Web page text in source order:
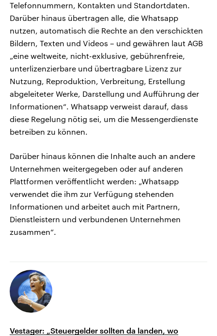
Telefonnummern, Kontakten und Standortdaten.
Darüber hinaus übertragen alle, die Whatsapp
nutzen, automatisch die Rechte an den verschickten
Bildern, Texten und Videos – und gewähren laut AGB
„eine weltweite, nicht-exklusive, gebührenfreie,
unterlizenzierbare und übertragbare Lizenz zur
Nutzung, Reproduktion, Verbreitung, Erstellung
abgeleiteter Werke, Darstellung und Aufführung der
Informationen“. Whatsapp verweist darauf, dass
diese Regelung nötig sei, um die Messengerdienste
betreiben zu können.
Darüber hinaus können die Inhalte auch an andere
Unternehmen weitergegeben oder auf anderen
Plattformen veröffentlicht werden: „Whatsapp
verwendet die ihm zur Verfügung stehenden
Informationen und arbeitet auch mit Partnern,
Dienstleistern und verbundenen Unternehmen
zusammen“.
Vestager: „Steuergelder sollten da landen, wo